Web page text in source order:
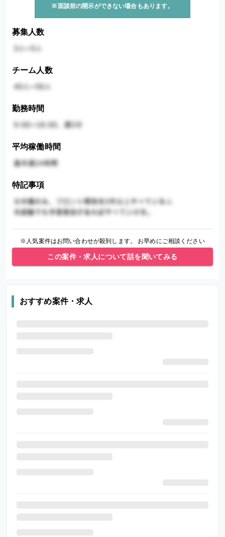
※面談前の開示ができない場合もあります。
募集人数
チーム人数
勤務時間
平均稼働時間
特記事項
※人気案件はお問い合わせが殺到します。 お早めにご相談ください
この案件・求人について話を聞いてみる
おすすめ案件・求人